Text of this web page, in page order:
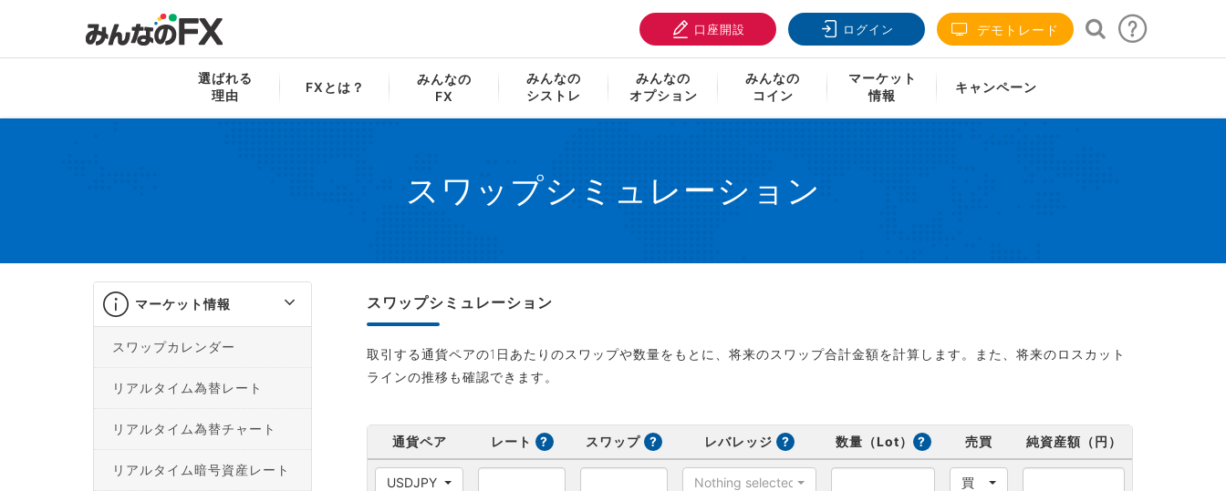
口座開設 ログイン デモトレード
選ばれる
理由
FXとは？
みんなの
FX
みんなの
シストレ
みんなの
オプション
みんなの
コイン
マーケット
情報
キャンペーン
スワップシミュレーション
マーケット情報 スワップシミュレーション
スワップシミュレーション
取引する通貨ペアの1日あたりのスワップや数量をもとに、将来のスワップ合計金額を計算します。また、将来のロスカット
ラインの推移も確認できます。
通貨ペア レート ? スワップ ? レバレッジ ?
USDJPY Nothing selected
数量（Lot） ? 売買 純資産額（円）
買
マーケット情報
スワップカレンダー
リアルタイム為替レート
リアルタイム為替チャート
リアルタイム暗号資産レート